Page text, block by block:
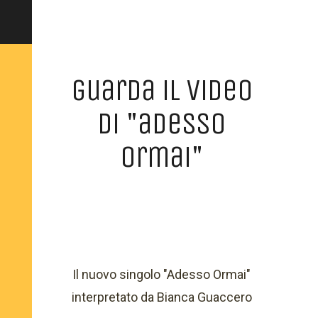
guarda il video
di "adesso
ormai"
Il nuovo singolo "Adesso Ormai"
interpretato da Bianca Guaccero